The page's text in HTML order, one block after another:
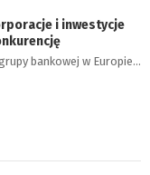
i inwestycje
bankowej w Europie…